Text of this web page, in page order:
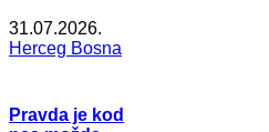
31.07.2026.
Herceg Bosna
Pravda je kod